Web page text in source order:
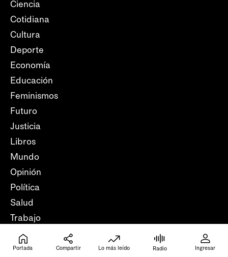
Ciencia
Cotidiana
Cultura
Deporte
Economía
Educación
Feminismos
Futuro
Justicia
Libros
Mundo
Opinión
Política
Salud
Trabajo
Verifica
Portada Compartir Lo más leído Radio Ingresar